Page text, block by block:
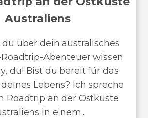
Australiens
du über dein australisches
Abenteuer wissen
du! Bist du bereit für das
Lebens? Ich spreche
Roadtrip an der Ostküste
in einem...